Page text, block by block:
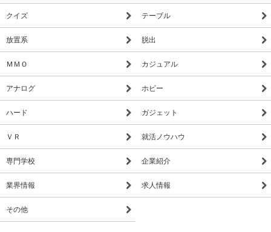
クイズ テーブル
放置系 脱出
ＭＭＯ カジュアル
アナログ ホビー
ハード ガジェット
ＶＲ 就活ノウハウ
専門学校 企業紹介
業界情報 求人情報
その他